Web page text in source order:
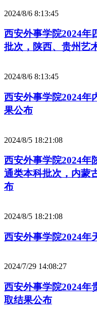
2024/8/6 8:13:45
西安外事学院2024年
批次，陕西、贵州艺
2024/8/6 8:13:45
西安外事学院2024年
果公布
2024/8/5 18:21:08
西安外事学院2024年
通类本科批次，内蒙
布
2024/8/5 18:21:08
西安外事学院2024年
2024/7/29 14:08:27
西安外事学院2024年
取结果公布